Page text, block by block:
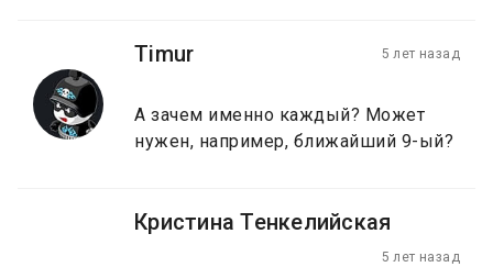
Timur 5 лет назад
А зачем именно каждый? Может
нужен, например, ближайший 9-ый?
Кристина Тенкелийская
5 лет назад